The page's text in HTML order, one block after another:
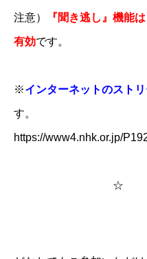
注意） 『聞き逃し』機能
有効です。
※インターネットのスト
す。
https://www4.nhk.or.jp/
☆